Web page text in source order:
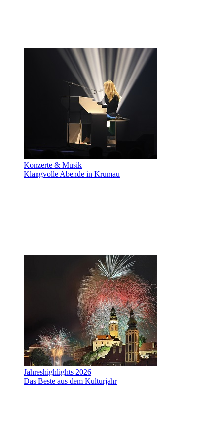
Konzerte & Musik
Klangvolle Abende in Krumau
Jahreshighlights 2026
Das Beste aus dem Kulturjahr